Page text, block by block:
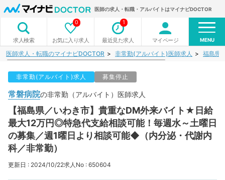
医師の求人・転職・アルバイトはマイナビDOCTOR
求人検索 お気に入り求人
0
最近見た求人
1
マイページ MENU
医師求人・転職のマイナビDOCTOR 非常勤(アルバイト)医師求人 福島県
非常勤(アルバイト)求人 募集停止
常磐病院の非常勤（アルバイト）医師求人
【福島県／いわき市】貴重なDM外来バイト★日給
最大12万円◎特急代支給相談可能！毎週水～土曜日
の募集／週1曜日より相談可能◆（内分泌・代謝内
科／非常勤）
更新日 : 2024/10/22求人No : 650604